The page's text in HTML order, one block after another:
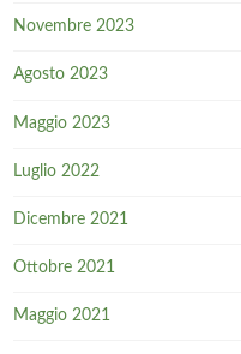
Novembre 2023
Agosto 2023
Maggio 2023
Luglio 2022
Dicembre 2021
Ottobre 2021
Maggio 2021